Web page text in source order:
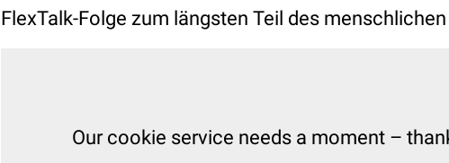
FlexTalk-Folge zum längsten Teil des
Our cookie service needs a moment –